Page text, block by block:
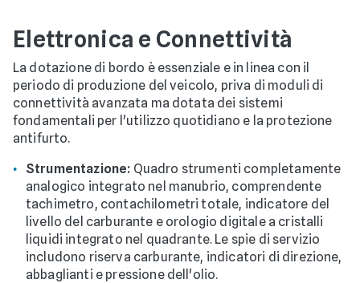
Elettronica e Connettività
La dotazione di bordo è essenziale e in linea con il
periodo di produzione del veicolo, priva di moduli di
connettività avanzata ma dotata dei sistemi
fondamentali per l'utilizzo quotidiano e la protezione
antifurto.
Strumentazione: Quadro strumenti completamente
analogico integrato nel manubrio, comprendente
tachimetro, contachilometri totale, indicatore del
livello del carburante e orologio digitale a cristalli
liquidi integrato nel quadrante. Le spie di servizio
includono riserva carburante, indicatori di direzione,
abbaglianti e pressione dell'olio.